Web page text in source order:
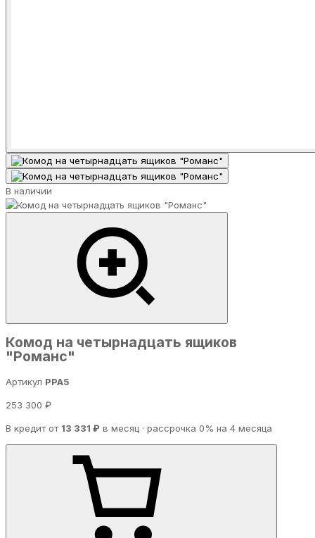
В наличии
Комод на четырнадцать ящиков
"Романс"
Артикул PPA5
253 300 ₽
В кредит от 13 331 ₽ в месяц · рассрочка 0% на 4 месяца